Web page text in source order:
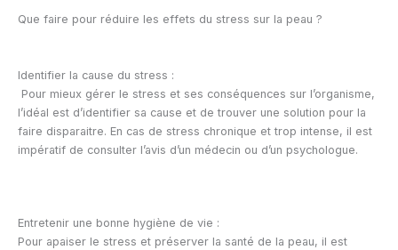
Que faire pour réduire les effets du stress sur la peau ?
Identifier la cause du stress :
Pour mieux gérer le stress et ses conséquences sur l’organisme,
l’idéal est d’identifier sa cause et de trouver une solution pour la
faire disparaitre. En cas de stress chronique et trop intense, il est
impératif de consulter l’avis d’un médecin ou d’un psychologue.
Entretenir une bonne hygiène de vie :
Pour apaiser le stress et préserver la santé de la peau, il est